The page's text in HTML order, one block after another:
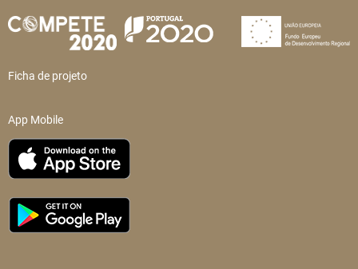
Ficha de projeto
App Mobile